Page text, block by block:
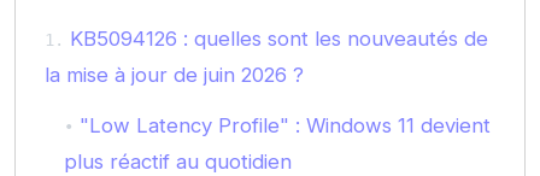
KB5094126 : quelles sont les nouveautés de
la mise à jour de juin 2026 ?
"Low Latency Profile" : Windows 11 devient
plus réactif au quotidien